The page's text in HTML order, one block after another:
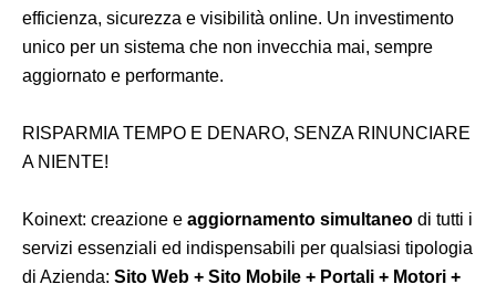
efficienza, sicurezza e visibilità online. Un investimento
unico per un sistema che non invecchia mai, sempre
aggiornato e performante.
RISPARMIA TEMPO E DENARO, SENZA RINUNCIARE
A NIENTE!
Koinext: creazione e aggiornamento simultaneo di tutti i
servizi essenziali ed indispensabili per qualsiasi tipologia
di Azienda: Sito Web + Sito Mobile + Portali + Motori +